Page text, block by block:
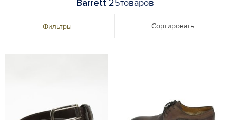
Barrett 25товаров
Фильтры Сортировать